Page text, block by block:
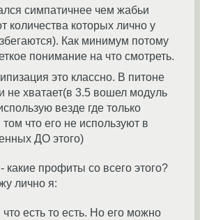
симпатичнее чем жабьи
количества которых лично у
Как минимум потому
понимание на что смотреть.
это классно. В питоне
не хватает(в 3.5 вошел модуль
везде где только
что его не используют в
ДО этого)
какие профиты со всего этого?
лично я:
есть то есть. Но его можно